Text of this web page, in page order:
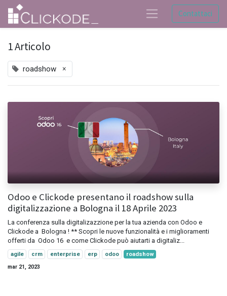
Contattaci
1 Articolo
roadshow ×
Odoo e Clickode presentano il roadshow sulla
digitalizzazione a Bologna il 18 Aprile 2023
La conferenza sulla digitalizazzione per la tua azienda con Odoo e
Clickode a Bologna ! ** Scopri le nuove funzionalità e i miglioramenti
offerti da Odoo 16 e come Clickode può aiutarti a digitaliz...
agile crm enterprise erp odoo
roadshow
mar 21, 2023